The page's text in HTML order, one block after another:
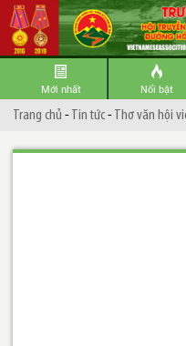
Mới nhất Nổi bật
Trang chủ -Tin tức-Thơ văn hội